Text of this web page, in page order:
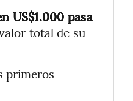
US$1.000 pasa
total de su
primeros